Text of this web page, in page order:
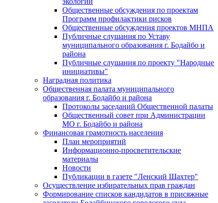
Общественные обсуждения по проектам
Программ профилактики рисков
Общественные обсуждения проектов МНПА
Публичные слушания по Уставу
муниципального образования г. Бодайбо и
района
Публичные слушания по проекту "Народные
инициативы"
Наградная политика
Общественная палата муниципального
образования г. Бодайбо и района
Протоколы заседаний Общественной палаты
Общественный совет при Администрации
МО г. Бодайбо и района
Финансовая грамотность населения
План мероприятий
Информационно-просветительские
материалы
Новости
Публикации в газете "Ленский Шахтер"
Осуществление избирательных прав граждан
Формирование списков кандидатов в присяжные